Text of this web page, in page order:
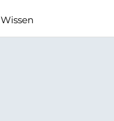
Wissen